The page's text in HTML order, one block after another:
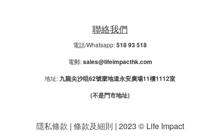
聯絡我們
電話/Whatsapp:518 93 518
電郵:sales@lifeimpacthk.com
地址: 九龍尖沙咀62號麼地道永安廣場11樓1112室
(不是門市地址)
隱私條款 | 條款及細則 | 2023 © Life Impact